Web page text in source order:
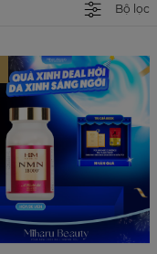
Bộ lọc